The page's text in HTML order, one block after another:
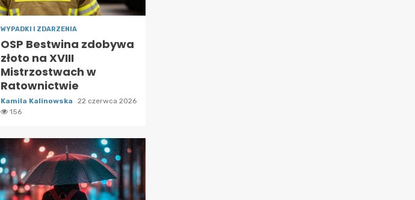
WYPADKI I ZDARZENIA
OSP Bestwina zdobywa
złoto na XVIII
Mistrzostwach w
Ratownictwie
Kamila Kalinowska
22 czerwca 2026
156